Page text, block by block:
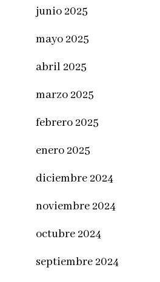
junio 2025
mayo 2025
abril 2025
marzo 2025
febrero 2025
enero 2025
diciembre 2024
noviembre 2024
octubre 2024
septiembre 2024